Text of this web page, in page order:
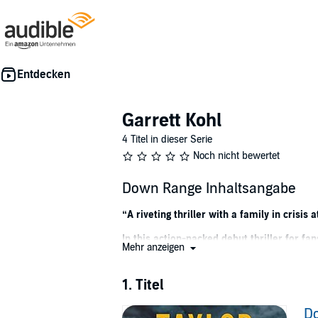
Garrett Kohl
4 Titel in dieser Serie
Noch nicht bewertet
Down Range Inhaltsangabe
“A riveting thriller with a family in crisis
In this action-packed debut thriller for
vicious criminal enterprise comes after
From a former CIA intelligence officer and
Garrett Kohl has traveled the world—and
in the middle of an assignment in
Mehr anzeigen
1. Titel